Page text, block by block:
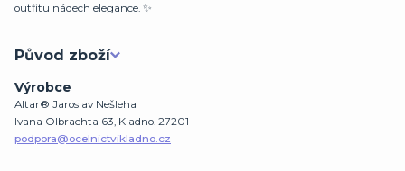
outfitu nádech elegance. ✨
Původ zboží
Výrobce
Altar® Jaroslav Nešleha
Ivana Olbrachta 63, Kladno. 27201
podpora@ocelnictvikladno.cz